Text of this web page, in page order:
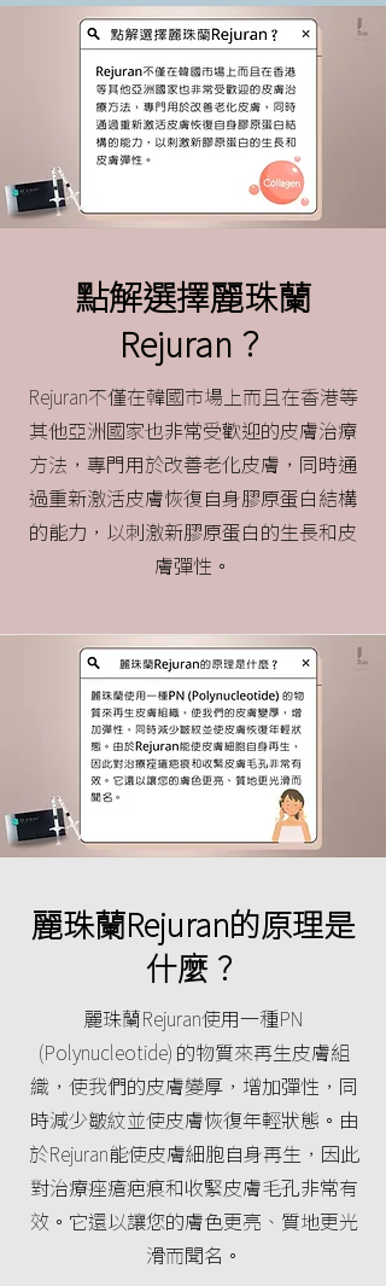
點解選擇麗珠蘭
Rejuran？
Rejuran不僅在韓國市場上而且在香港等
其他亞洲國家也非常受歡迎的皮膚治療
方法，專門用於改善老化皮膚，同時通
過重新激活皮膚恢復自身膠原蛋白結構
的能力，以刺激新膠原蛋白的生長和皮
膚彈性。
麗珠蘭Rejuran的原理是
什麼？
麗珠蘭Rejuran使用一種PN
(Polynucleotide) 的物質來再生皮膚組
織，使我們的皮膚變厚，增加彈性，同
時減少皺紋並使皮膚恢復年輕狀態。由
於Rejuran能使皮膚細胞自身再生，因此
對治療痤瘡疤痕和收緊皮膚毛孔非常有
效。它還以讓您的膚色更亮、質地更光
滑而聞名。